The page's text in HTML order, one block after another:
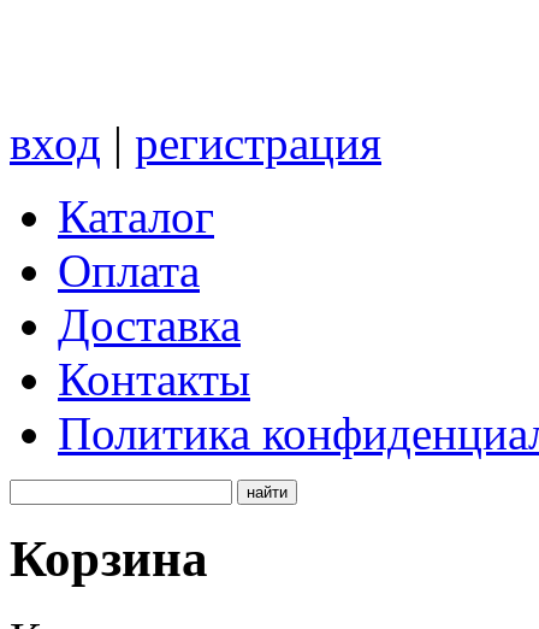
вход | регистрация
Каталог
Оплата
Доставка
Контакты
Политика
Корзина